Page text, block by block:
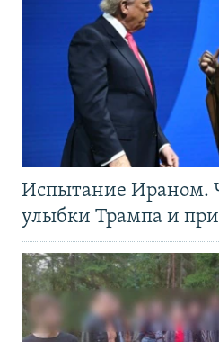
Испытание Ираном.
улыбки Трампа и